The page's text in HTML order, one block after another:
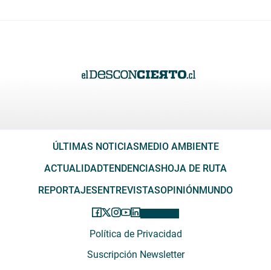
ÚLTIMAS NOTICIASMEDIO AMBIENTE
ACTUALIDADTENDENCIASHOJA DE RUTA
REPORTAJESENTREVISTASOPINIÓNMUNDO
Política de Privacidad
Suscripción Newsletter